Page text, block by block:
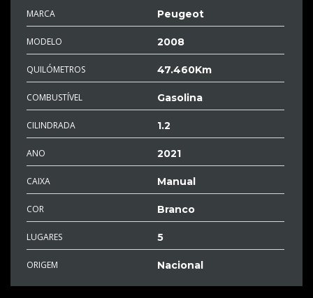
MARCA Peugeot
MODELO 2008
QUILÓMETROS 47.460Km
COMBUSTÍVEL Gasolina
CILINDRADA 1.2
ANO 2021
CAIXA Manual
COR Branco
LUGARES 5
ORIGEM Nacional